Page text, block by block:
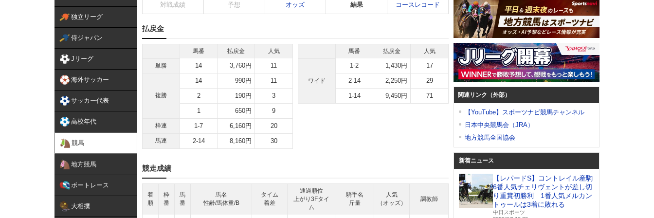
独立リーグ
侍ジャパン
Jリーグ
海外サッカー
サッカー代表
高校年代
競馬
地方競馬
ボートレース
大相撲
対戦成績 予想 オッズ 結果 コースレコード
払戻金
馬番 払戻金 人気
単勝 14 3,760円 11
複勝
14 990円 11
2 190円 3
1 650円 9
枠連 1-7 6,160円 20
馬連 2-14 8,160円 30
馬番 払戻金 人気
ワイド
1-2 1,430円 17
2-14 2,250円 29
1-14 9,450円 71
競走成績
着
順
枠
番
馬
番
馬名
性齢/馬体重/B
タイム
着差
通過順位
上がり3Fタイ
ム
騎手名
斤量
人気
（オッズ）
調教師
関連リンク（外部）
【YouTube】スポーツナビ競馬チャンネル
日本中央競馬会（JRA）
地方競馬全国協会
新着ニュース
【レパードS】コントレイル産駒
6番人気チェリヴェントが差し切
り重賞初勝利 1番人気メルカン
トゥールは3着に敗れる
中日スポーツ